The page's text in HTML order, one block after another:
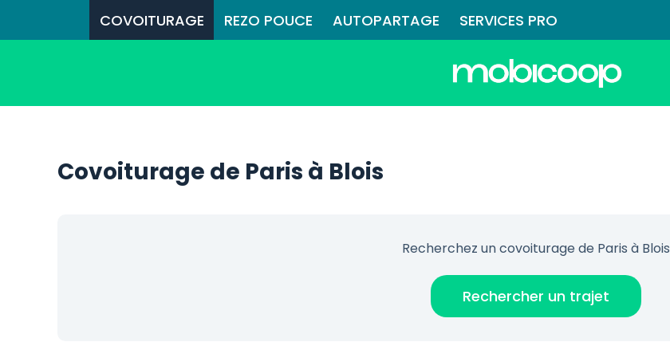
COVOITURAGE REZO POUCE AUTOPARTAGE SERVICES PRO
Covoiturage de Paris à Blois
Recherchez un covoiturage de Paris à Blois
Rechercher un trajet